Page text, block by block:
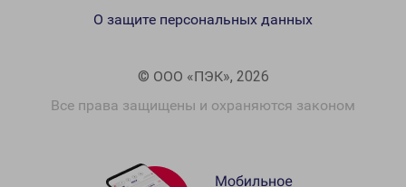
© ООО «ПЭК», 2026
Все права защищены и охраняются законом
О защите персональных данных